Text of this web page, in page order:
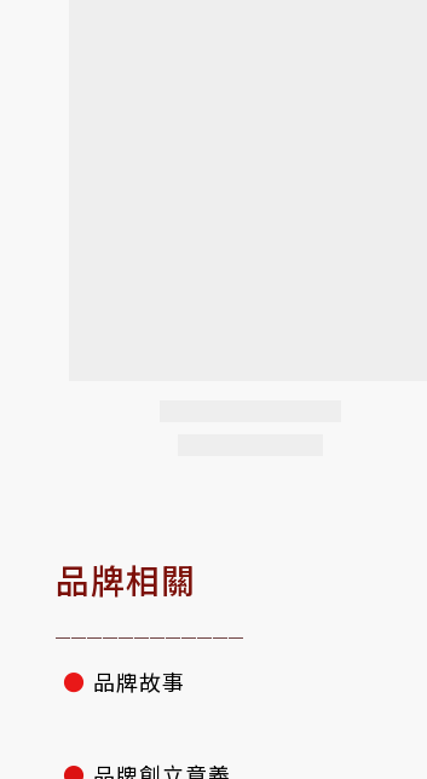
品牌相關
————————————
● 品牌故事